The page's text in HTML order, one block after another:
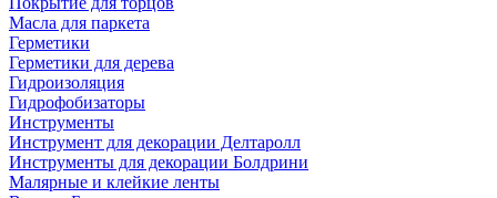
Масла для паркета
Герметики
Герметики для дерева
Гидроизоляция
Гидрофобизаторы
Инструменты
Инструмент для декорации Делтаролл
Инструменты для декорации Болдрини
Малярные и клейкие ленты